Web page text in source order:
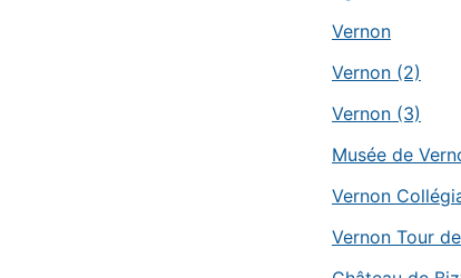
Vernon
Vernon (2)
Vernon (3)
Musée de
Vernon
Vernon Tour